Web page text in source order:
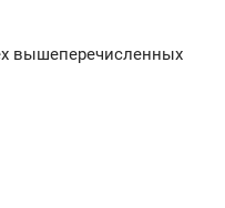
вышеперечисленных